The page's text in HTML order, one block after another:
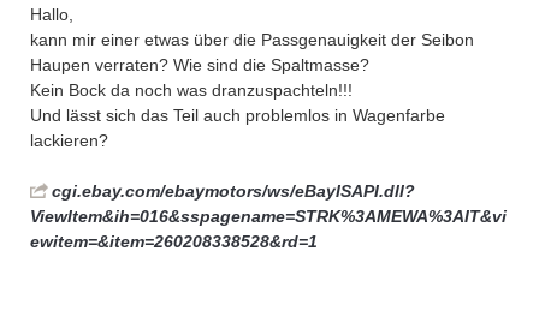
Hallo,
kann mir einer etwas über die Passgenauigkeit der Seibon
Haupen verraten? Wie sind die Spaltmasse?
Kein Bock da noch was dranzuspachteln!!!
Und lässt sich das Teil auch problemlos in Wagenfarbe
lackieren?
cgi.ebay.com/ebaymotors/ws/eBayISAPI.dll?
ViewItem&ih=016&sspagename=STRK%3AMEWA%3AIT&vi
ewitem=&item=260208338528&rd=1